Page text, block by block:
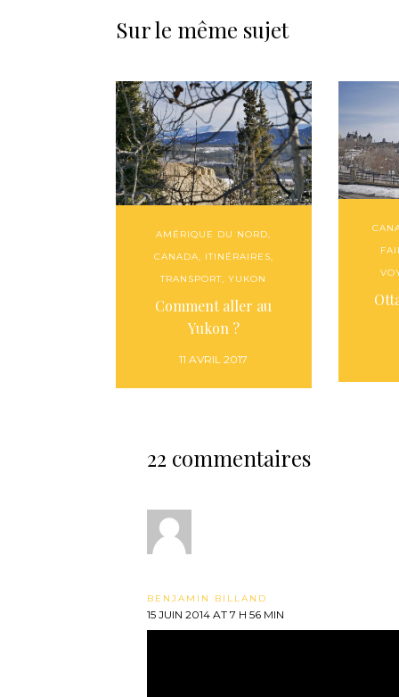
Sur le même sujet
AMÉRIQUE DU NORD,
CANADA, ITINÉRAIRES,
TRANSPORT,YUKON
Comment aller au
Yukon ?
11 AVRIL 2017
22 commentaires
BENJAMIN BILLAND
15 JUIN 2014 AT 7 H 56 MIN